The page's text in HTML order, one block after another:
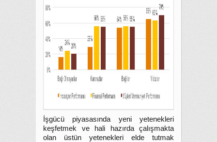
İşgücü piyasasında yeni yetenekleri
keşfetmek ve hali hazırda çalışmakta
olan üstün yetenekleri elde tutmak